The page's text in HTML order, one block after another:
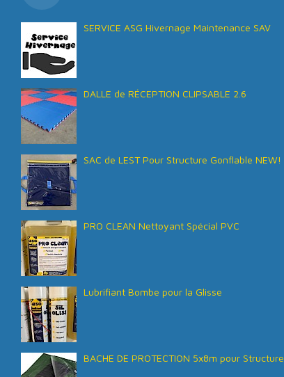
SERVICE ASG Hivernage Maintenance SAV
DALLE de RÉCEPTION CLIPSABLE 2.6
SAC de LEST Pour Structure Gonflable NEW!
PRO CLEAN Nettoyant Spécial PVC
Lubrifiant Bombe pour la Glisse
BACHE DE PROTECTION 5x8m pour